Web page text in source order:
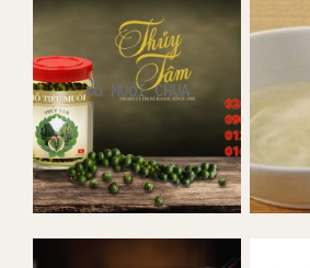
ĐỒ MUỐI CHUA